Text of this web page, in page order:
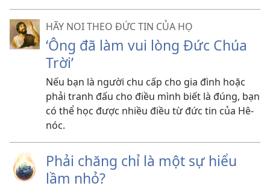
HÃY NOI THEO ĐỨC TIN CỦA HỌ
‘Ông đã làm vui lòng Đức Chúa
Trời’
Nếu bạn là người chu cấp cho gia đình hoặc
phải tranh đấu cho điều mình biết là đúng, bạn
có thể học được nhiều điều từ đức tin của Hê-
nóc.
Phải chăng chỉ là một sự hiểu
lầm nhỏ?